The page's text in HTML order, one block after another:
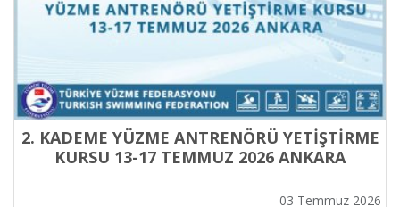
2. KADEME YÜZME ANTRENÖRÜ YETİŞTİRME
KURSU 13-17 TEMMUZ 2026 ANKARA
03 Temmuz 2026